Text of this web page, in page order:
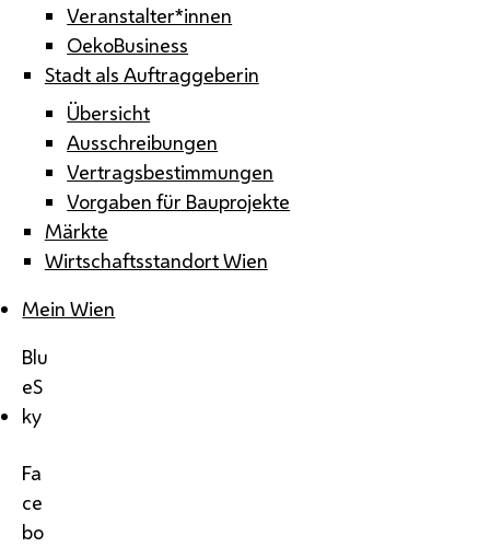
Veranstalter*innen
OekoBusiness
Stadt als Auftraggeberin
Übersicht
Ausschreibungen
Vertragsbestimmungen
Vorgaben für Bauprojekte
Märkte
Wirtschaftsstandort Wien
Mein Wien
Blu
eS
ky
Fa
ce
bo